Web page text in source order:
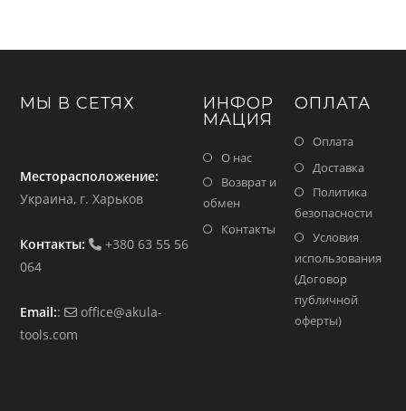
МЫ В СЕТЯХ
Месторасположение:
Украина, г. Харьков
Контакты:
+380 63 55 56
064
Email::
office@akula-
tools.com
ИНФОР
МАЦИЯ
О нас
Возврат и
обмен
Контакты
ОПЛАТА
Оплата
Доставка
Политика
безопасности
Условия
использования
(Договор
публичной
оферты)